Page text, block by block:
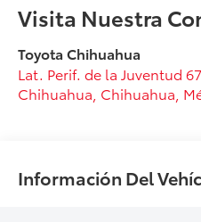
Visita Nuestra
Toyota Chihuahua
Lat. Perif. de la Juventud
Chihuahua Chihuahua ,
Información Del